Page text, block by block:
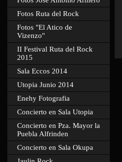
Fotos Ruta del Rock
Fotos "El Atico de
Vizenzo"
II Festival Ruta del Rock
2015
Sala Eccos 2014
Utopia Junio 2014
Enehy Fotografia
Concierto en Sala Utopia
Concierto en Pza. Mayor la
Puebla Alfrinden
Concierto en Sala Okupa